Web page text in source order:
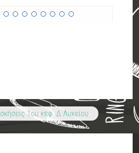
1ου κεφ. Δ Λυκείου